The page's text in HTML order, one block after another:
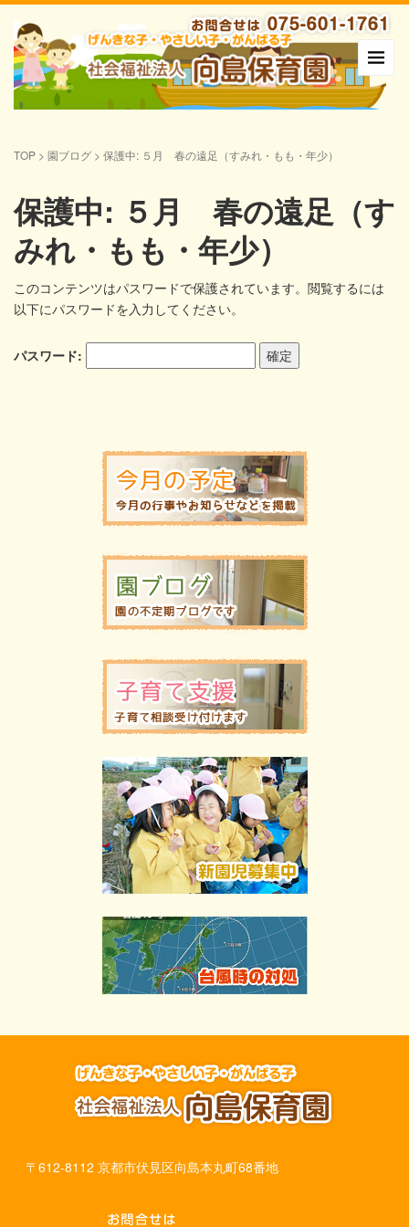
TOP > 園ブログ > 保護中: ５月 春の遠足（すみれ・もも・年少）
保護中: ５月 春の遠足（す
みれ・もも・年少）
このコンテンツはパスワードで保護されています。閲覧するには
以下にパスワードを入力してください。
パスワード:
〒612-8112 京都市伏見区向島本丸町68番地